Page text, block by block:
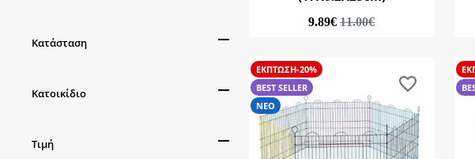
MpBergamo
Κατάσταση
ΝΕΟ
Κατοικίδιο
Τιμή
9.89€11.00€
ΕΚΠΤΩΣΗ-20%
BEST SELLER
ΝΕΟ